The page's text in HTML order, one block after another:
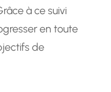
à ce suivi
en toute
de